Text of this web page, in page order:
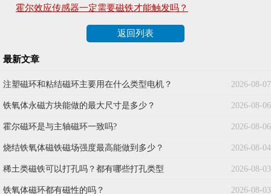
霍尔效应传感器一定需要磁铁才能触发吗？
返回列表
最新文章
2026-08-07
注塑磁环和粘结磁环主要用在什么类型电机？
2026-08-06
铁氧体永磁方块能做的最大尺寸是多少？
2026-08-06
霍尔磁环是与主轴磁环一致吗?
2026-08-04
烧结铁氧体磁铁磁场强度最高能做到多少？
2026-08-03
稀土类磁铁可以打孔吗？都有哪些打孔类型
2026-08-03
铁氧体磁环都有磁性的吗？